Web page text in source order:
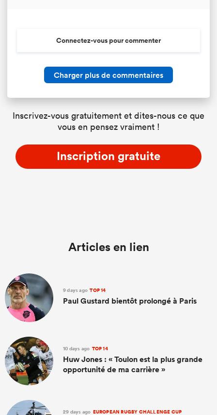
Connectez-vous pour commenter
Charger plus de commentaires
Inscrivez-vous gratuitement et dites-nous ce que
vous en pensez vraiment !
Inscription gratuite
Articles en lien
9 days ago TOP 14
Paul Gustard bientôt prolongé à Paris
10 days ago TOP 14
Huw Jones : « Toulon est la plus grande
opportunité de ma carrière »
29 days ago EUROPEAN RUGBY CHALLENGE CUP